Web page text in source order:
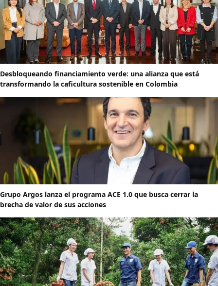
Desbloqueando financiamiento verde: una alianza que está
transformando la caficultura sostenible en Colombia
Grupo Argos lanza el programa ACE 1.0 que busca cerrar la
brecha de valor de sus acciones